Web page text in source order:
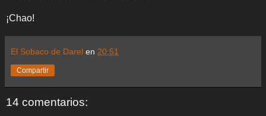
¡Chao!
El Sobaco de Darel en 20:51
Compartir
14 comentarios: